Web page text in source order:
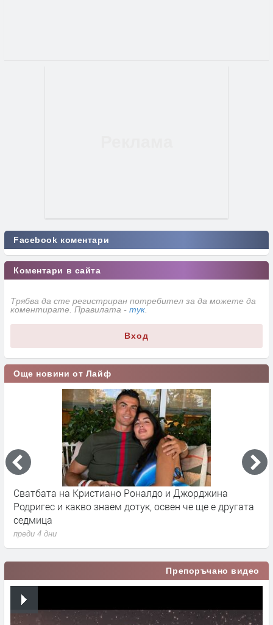
Facebook коментари
Коментари в сайта
Трябва да сте регистриран потребител за да можете да
коментирате. Правилата - тук.
Вход
Още новини от Лайф
Сватбата на Кристиано Роналдо и Джорджина
Родригес и какво знаем дотук, освен че ще е другата
седмица
преди 4 дни
Препоръчано видео